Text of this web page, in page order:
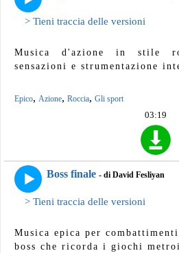
> Tieni traccia delle versioni
Musica d'azione in stile
sensazioni e strumentazione
Epico, Azione, Roccia, Gli sport
03:19
Boss finale - di David Fesliyan
> Tieni traccia delle versioni
Musica epica per
boss che ricorda i giochi